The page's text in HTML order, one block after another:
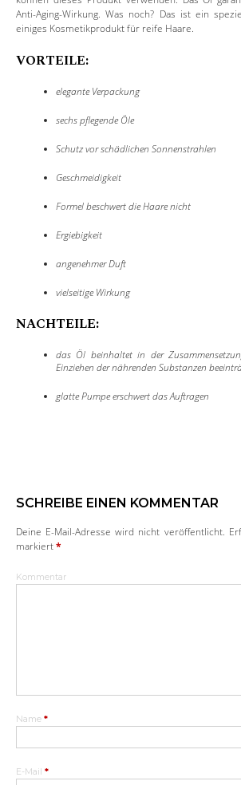
Anti-Aging-Wirkung. Was noch? Das ist ein
einiges Kosmetikprodukt für reife Haare.
VORTEILE:
elegante Verpackung
sechs pflegende Öle
Schutz vor schädlichen Sonnenstrahlen
Geschmeidigkeit
Formel beschwert die Haare nicht
Ergiebigkeit
angenehmer Duft
vielseitige Wirkung
NACHTEILE:
das Öl beinhaltet in der
Einziehen der nährenden Substanzen
glatte Pumpe erschwert das Auftragen
SCHREIBE EINEN KOMMENTAR
Deine E-Mail-Adresse wird nicht veröffentlicht.
markiert*
Kommentar
Name *
E-Mail *